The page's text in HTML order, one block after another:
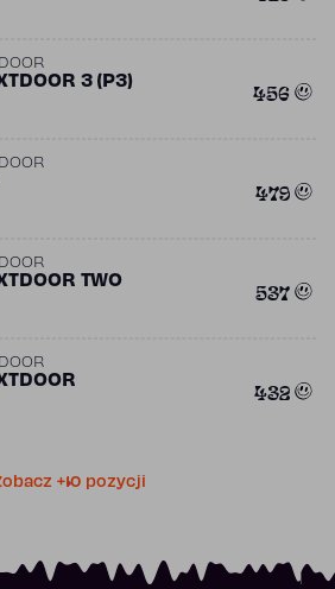
3 (P3) 456
479
TWO 537
432
+10 pozycji